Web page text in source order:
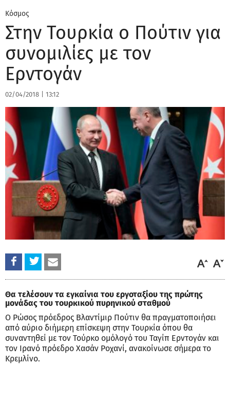
Κόσμος
Στην Τουρκία ο Πούτιν για
συνομιλίες με τον
Ερντογάν
02/04/2018 13:12
Θα τελέσουν τα εγκαίνια του εργοταξίου της πρώτης
μονάδας του τουρκικού πυρηνικού σταθμού
Ο Ρώσος πρόεδρος Βλαντίμιρ Πούτιν θα πραγματοποιήσει
από αύριο διήμερη επίσκεψη στην Τουρκία όπου θα
συναντηθεί με τον Τούρκο ομόλογό του Ταγίπ Ερντογάν και
τον Ιρανό πρόεδρο Χασάν Ροχανί, ανακοίνωσε σήμερα το
Κρεμλίνο.